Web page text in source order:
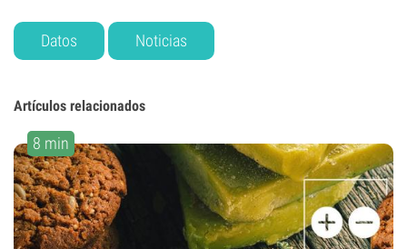
Datos Noticias
Artículos relacionados
8 min